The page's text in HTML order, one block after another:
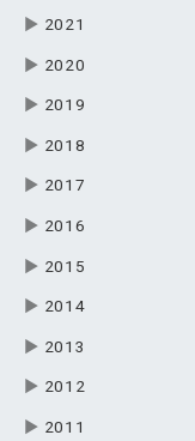
▶ 2021
▶ 2020
▶ 2019
▶ 2018
▶ 2017
▶ 2016
▶ 2015
▶ 2014
▶ 2013
▶ 2012
▶ 2011